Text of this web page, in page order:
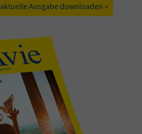
aktuelle Ausgabe downloaden »